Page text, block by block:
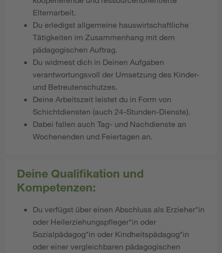
Elternarbeit.
Du erledigst allgemeine hauswirtschaftliche
Tätigkeiten im Zusammenhang mit dem
pädagogischen Auftrag.
Du widmest dich in Deinen Aufgaben
verantwortungsvoll der Umsetzung des Kinder-
und Betreutenschutzes.
Deine Arbeitszeit leistet du in Form von
Schichtdiensten (auch 24-Stunden-Dienste).
Dabei fallen auch Tag- und Nachdienste an
Wochenenden und Feiertagen an.
Deine Qualifikation und
Kompetenzen:
Du verfügst über einen Abschluss als Erzieher*in
oder Heilerziehungspfleger*in oder
Sozialpädagog*in oder Kindheitspädagog*in
oder einer vergleichbaren pädagogischen